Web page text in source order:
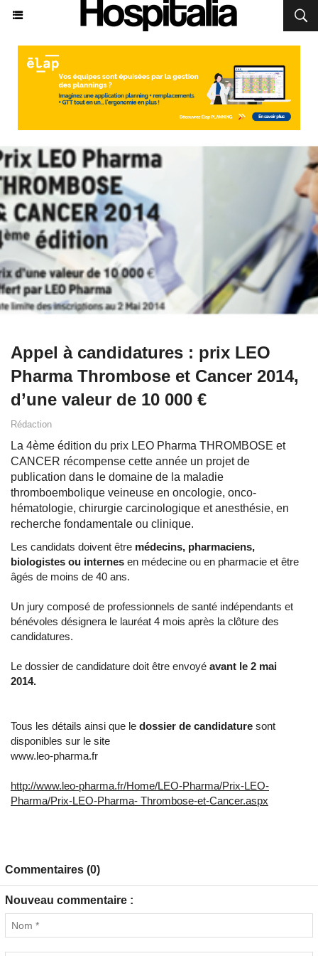
Appel à candidatures : prix LEO
Pharma Thrombose et Cancer 2014,
d’une valeur de 10 000 €
Rédaction
La 4ème édition du prix LEO Pharma THROMBOSE et
CANCER récompense cette année un projet de
publication dans le domaine de la maladie
thromboembolique veineuse en oncologie, onco-
hématologie, chirurgie carcinologique et anesthésie, en
recherche fondamentale ou clinique.
Les candidats doivent être médecins, pharmaciens,
biologistes ou internes en médecine ou en pharmacie et être
âgés de moins de 40 ans.
Un jury composé de professionnels de santé indépendants et
bénévoles désignera le lauréat 4 mois après la clôture des
candidatures.
Le dossier de candidature doit être envoyé avant le 2 mai
2014.
Tous les détails ainsi que le dossier de candidature sont
disponibles sur le site
www.leo-pharma.fr
http://www.leo-pharma.fr/Home/LEO-Pharma/Prix-LEO-
Pharma/Prix-LEO-Pharma- Thrombose-et-Cancer.aspx
Commentaires (0)
Nouveau commentaire :